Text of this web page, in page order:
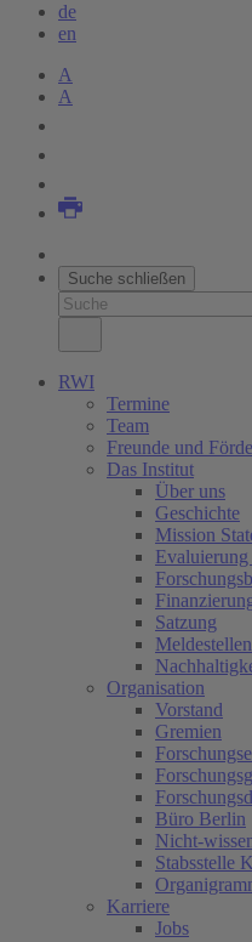
de
en
A
A
Suche schließen
RWI
Termine
Team
Freunde und
Das Institut
Über uns
Geschichte
Mission
Satzung
Meldestellen
Organisation
Vorstand
Gremien
Büro Berlin
Nicht-
Stabsstelle
Karriere
Jobs